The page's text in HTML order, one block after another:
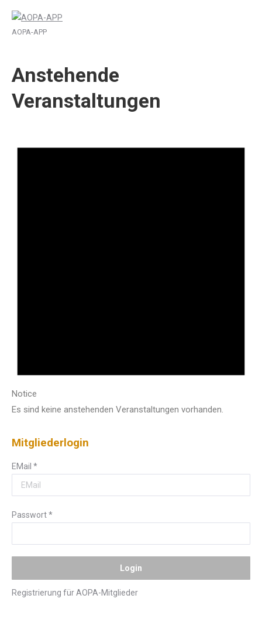
AOPA-APP
Anstehende
Veranstaltungen
Notice
Es sind keine anstehenden Veranstaltungen vorhanden.
Mitgliederlogin
EMail *
Passwort*
Registrierung für AOPA-Mitglieder